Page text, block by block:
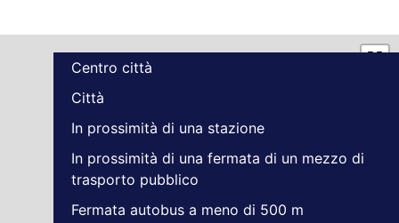
Centro città
Città
In prossimità di una stazione
In prossimità di una fermata di un mezzo di
trasporto pubblico
Fermata autobus a meno di 500 m